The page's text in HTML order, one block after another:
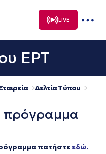
LIVE
ΕΡΤ
Δελτία Τύπου
πρόγραμμα
πατήστε εδώ.